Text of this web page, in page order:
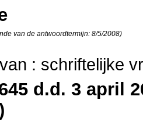
van de antwoordtermijn: 8/5/2008)
: schriftelijke
d.d. 3 april